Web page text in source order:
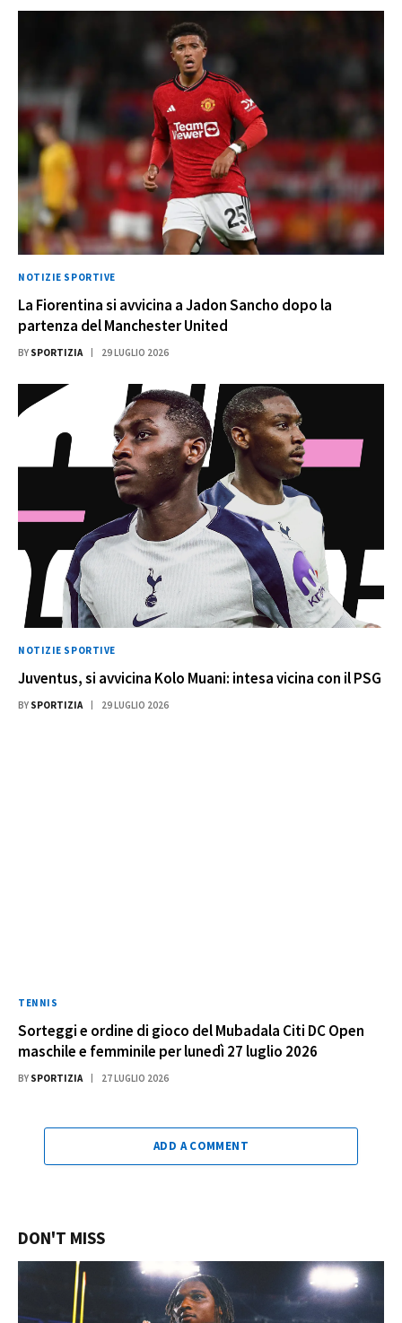
NOTIZIE SPORTIVE
La Fiorentina si avvicina a Jadon Sancho dopo la
partenza del Manchester United
BY SPORTIZIA 29 LUGLIO 2026
NOTIZIE SPORTIVE
Juventus, si avvicina Kolo Muani: intesa vicina con il PSG
BY SPORTIZIA 29 LUGLIO 2026
TENNIS
Sorteggi e ordine di gioco del Mubadala Citi DC Open
maschile e femminile per lunedì 27 luglio 2026
BY SPORTIZIA 27 LUGLIO 2026
ADD A COMMENT
DON'T MISS